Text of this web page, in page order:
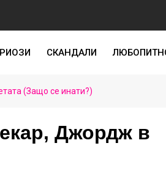
СКАНДАЛИ
(Защо се инати?)
Джордж в